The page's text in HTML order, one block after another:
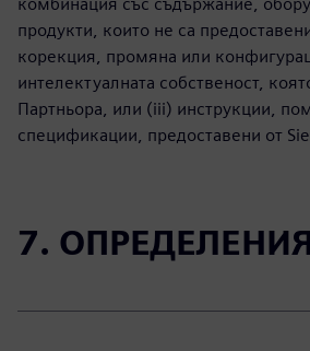
продукти, които не са
корекция, промяна или
интелектуалната собственост,
Партньора, или (iii) инструкции,
спецификации, предоставени от
7.